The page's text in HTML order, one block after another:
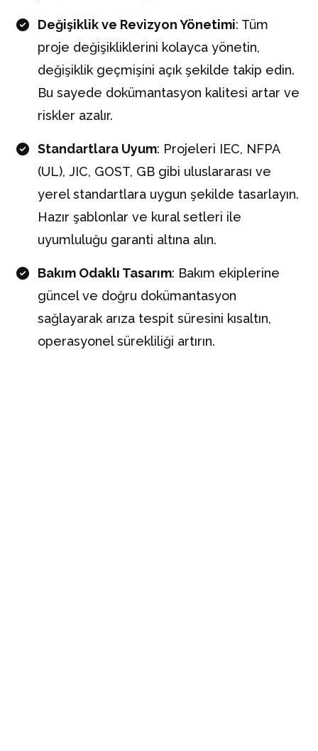
Değişiklik ve Revizyon Yönetimi: Tüm
proje değişikliklerini kolayca yönetin,
değişiklik geçmişini açık şekilde takip edin.
Bu sayede dokümantasyon kalitesi artar ve
riskler azalır.
Standartlara Uyum: Projeleri IEC, NFPA
(UL), JIC, GOST, GB gibi uluslararası ve
yerel standartlara uygun şekilde tasarlayın.
Hazır şablonlar ve kural setleri ile
uyumluluğu garanti altına alın.
Bakım Odaklı Tasarım: Bakım ekiplerine
güncel ve doğru dokümantasyon
sağlayarak arıza tespit süresini kısaltın,
operasyonel sürekliliği artırın.